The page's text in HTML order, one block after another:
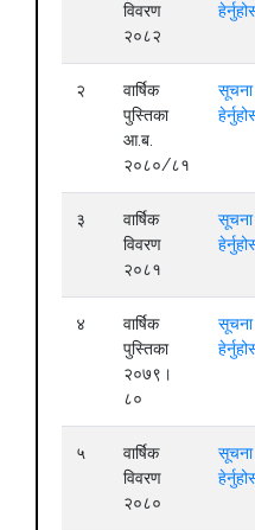
विवरण
२०८२
२
वार्षिक
पुस्तिका
आ.ब.
२०८०/८१
सूचना
३
वार्षिक
विवरण
२०८१
सूचना
४
वार्षिक
पुस्तिका
२०७९।
८०
सूचना
५
वार्षिक
विवरण
२०८०
सूचना